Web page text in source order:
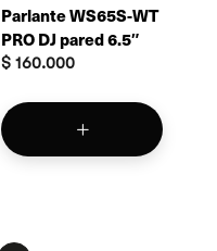
Parlante WS65S-WT
PRO DJ pared 6.5″
$ 160.000